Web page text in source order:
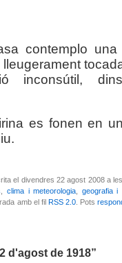
contemplo
inconsútil,
es fonen en
el divendres 22 agost 2008 a
clima i meteorologia geografia i
amb el fil RSS 2.0 . Pots
d'agost de 1918”